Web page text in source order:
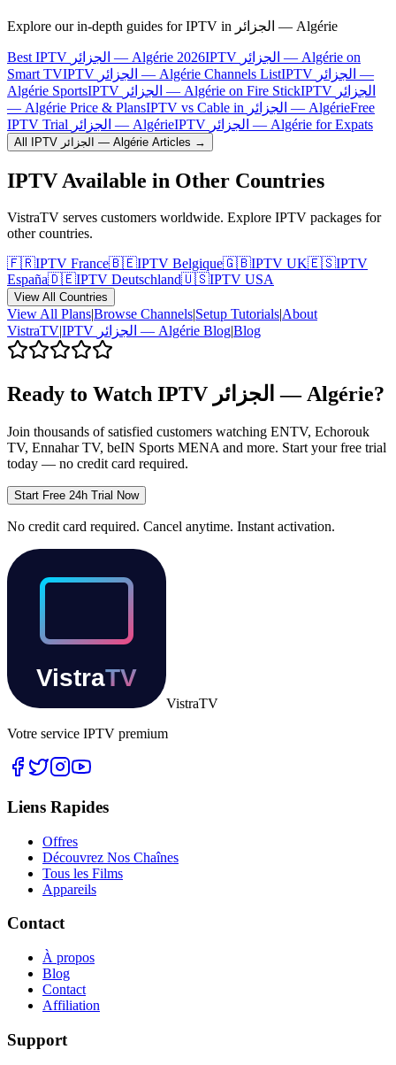
Explore our in-depth guides for IPTV in الجزائر — Algérie
Best IPTV الجزائر — Algérie 2026IPTV الجزائر — Algérie on
Smart TV
IPTV الجزائر — Algérie Channels ListIPTV الجزائر —
Algérie Sports
IPTV الجزائر — Algérie on Fire StickIPTV الجزائر
— Algérie Price & Plans
IPTV vs Cable in الجزائر — AlgérieFree
IPTV Trial الجزائر — Algérie
IPTV الجزائر — Algérie for Expats
All IPTV الجزائر — Algérie Articles →
IPTV Available in Other Countries
VistraTV serves customers worldwide. Explore IPTV packages for
other countries.
🇫🇷IPTV France🇧🇪IPTV Belgique🇬🇧IPTV UK🇪🇸IPTV
España🇩🇪IPTV Deutschland🇺🇸IPTV USA
View All Countries
View All Plans|Browse Channels|Setup Tutorials|About
VistraTV|IPTV الجزائر — Algérie Blog|Blog
Ready to Watch IPTV الجزائر — Algérie?
Join thousands of satisfied customers watching ENTV, Echorouk
TV, Ennahar TV, beIN Sports MENA and more. Start your free trial
today — no credit card required.
Start Free 24h Trial Now
No credit card required. Cancel anytime. Instant activation.
VistraTV
Votre service IPTV premium
Liens Rapides
Offres
Découvrez Nos Chaînes
Tous les Films
Appareils
Contact
À propos
Blog
Contact
Affiliation
Support